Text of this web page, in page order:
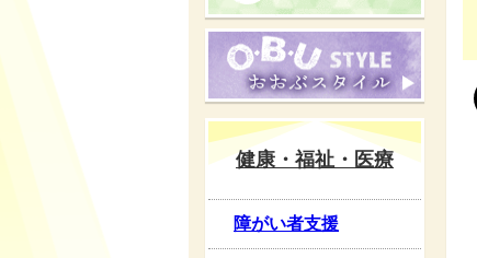
健康・福祉・医療
障がい者支援